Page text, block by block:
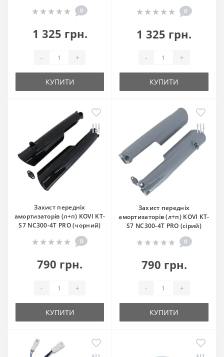
0
1 325 грн.
- +
КУПИТИ
0
1 325 грн.
- +
КУПИТИ
Захист передніх
амортизаторів (л+п) KOVI KT-
S7 NC300-4Т PRO (чорний)
0
790 грн.
- +
КУПИТИ
Захист передніх
амортизаторів (л+п) KOVI KT-
S7 NC300-4Т PRO (сірий)
0
790 грн.
- +
КУПИТИ